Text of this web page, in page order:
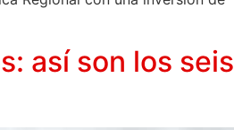
así son los seis